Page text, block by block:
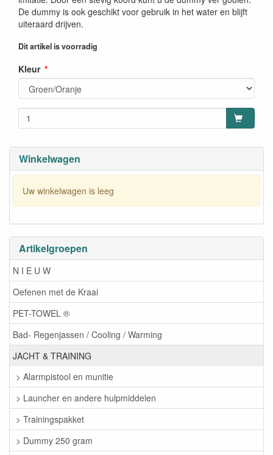
Winkelwagen
Uw winkelwagen is leeg
Artikelgroepen
N I E U W
Oefenen met de Kraai
PET-TOWEL ®
Bad- Regenjassen / Cooling / Warming
JACHT & TRAINING
> Alarmpistool en munitie
> Launcher en andere hulpmiddelen
> Trainingspakket
> Dummy 250 gram
De dummy is ook geschikt voor gebruik in het water en blijft
uiteraard drijven.
Dit artikel is voorradig
Kleur